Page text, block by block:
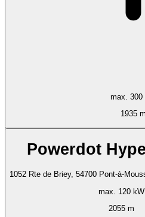
max. 300
1935 m
Powerdot
1052 Rte de Briey, 54700 Pont-à-
max. 120 kW
2055 m